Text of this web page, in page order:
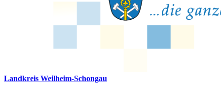
Landkreis Weilheim-Schongau